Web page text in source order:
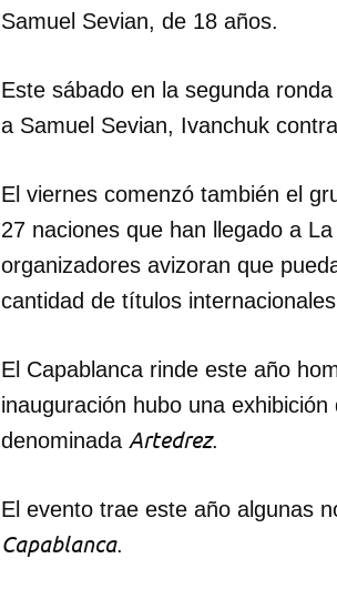
Samuel Sevian, de 18 años.
Este sábado en la segunda
a Samuel Sevian, Ivanchuk
El viernes comenzó también el
27 naciones que han llegado a
organizadores avizoran que
cantidad de títulos
El Capablanca rinde este año
inauguración hubo una
denominada Artedrez.
El evento trae este año algunas
Capablanca.